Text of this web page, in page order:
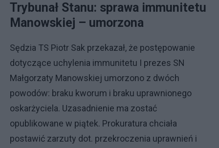
Trybunał Stanu: sprawa immunitetu
Manowskiej – umorzona
Sędzia TS Piotr Sak przekazał, że postępowanie
dotyczące uchylenia immunitetu I prezes SN
Małgorzaty Manowskiej umorzono z dwóch
powodów: braku kworum i braku uprawnionego
oskarżyciela. Uzasadnienie ma zostać
opublikowane w piątek. Prokuratura chciała
postawić zarzuty dot. przekroczenia uprawnień i